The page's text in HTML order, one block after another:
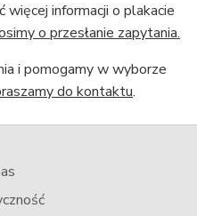
informacji o plakacie
o przesłanie zapytania.
i pomogamy w wyborze
do kontaktu.